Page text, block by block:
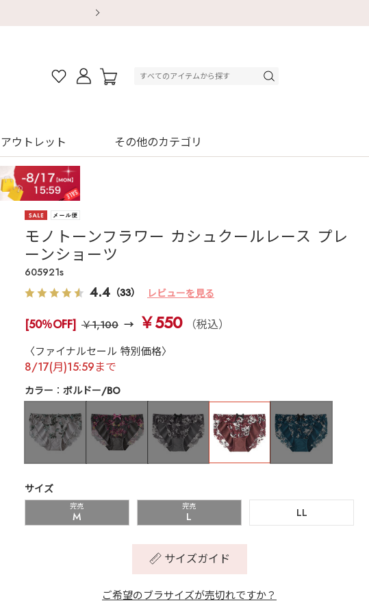
アウトレット その他のカテゴリ
モノトーンフラワー カシュクールレース プレ
ーンショーツ
605921s
4.4 （33） レビューを見る
[50％OFF] ￥1,100 ￥550 （税込）
〈ファイナルセール 特別価格〉
8/17(月)15:59まで
カラー ボルドー/BO
サイズ
完売
M
完売
L LL
サイズガイド
ご希望のブラサイズが売切れですか？